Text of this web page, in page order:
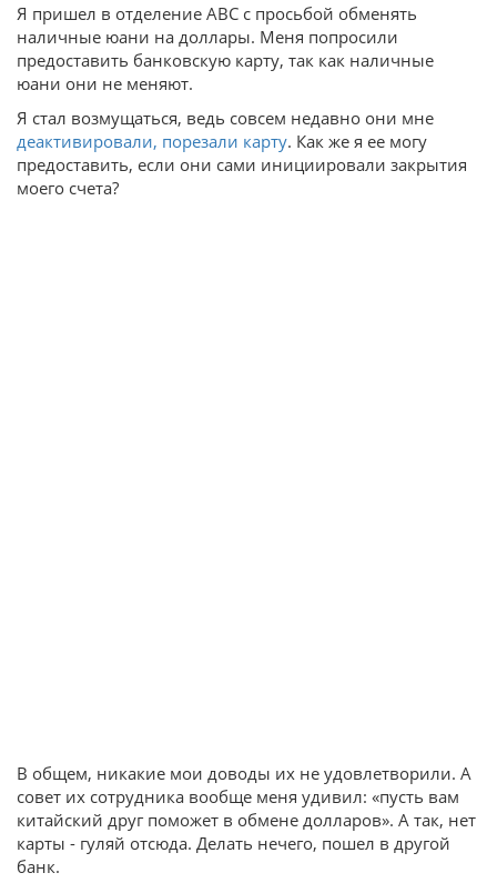
Я пришел в отделение ABC с просьбой обменять
наличные юани на доллары. Меня попросили
предоставить банковскую карту, так как наличные
юани они не меняют.
Я стал возмущаться, ведь совсем недавно они мне
деактивировали, порезали карту. Как же я ее могу
предоставить, если они сами инициировали закрытия
моего счета?
В общем, никакие мои доводы их не удовлетворили. А
совет их сотрудника вообще меня удивил: «пусть вам
китайский друг поможет в обмене долларов». А так, нет
карты - гуляй отсюда. Делать нечего, пошел в другой
банк.